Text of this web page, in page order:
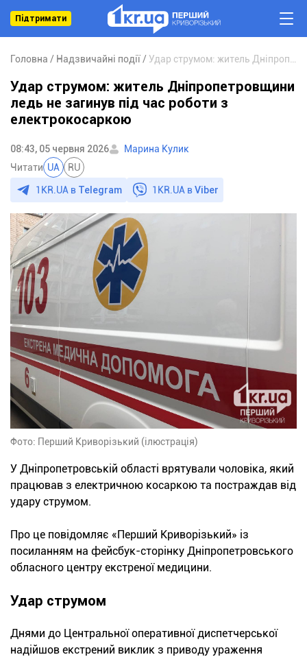
Підтримати
Головна Надзвичайні події
Удар струмом: житель Дніпропетровщини
ледь не загинув під час роботи з
електрокосаркою
08:43, 05 червня 2026
Марина Кулик
Читати UA RU
1KR.UA в Telegram 1KR.UA вViber
Фото: Перший Криворізький (ілюстрація)
У Дніпропетровській області врятували чоловіка, який
працював з електричною косаркою та постраждав від
удару струмом.
Про це повідомляє «Перший Криворізький» із
посиланням на фейсбук-сторінку Дніпропетровського
обласного центру екстреної медицини.
Удар струмом
Днями до Центральної оперативної диспетчерської
надійшов екстрений виклик з приводу ураження